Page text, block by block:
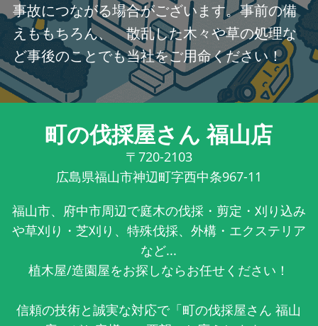
事故につながる場合がございます。事前の備
えももちろん、 散乱した木々や草の処理な
ど事後のことでも当社をご用命ください！
町の伐採屋さん 福山店
〒720-2103
広島県福山市神辺町字西中条967-11
福山市、府中市周辺で庭木の伐採・剪定・刈り込み
や草刈り・芝刈り、特殊伐採、外構・エクステリア
など...
植木屋/造園屋をお探しならお任せください！
信頼の技術と誠実な対応で「町の伐採屋さん 福山